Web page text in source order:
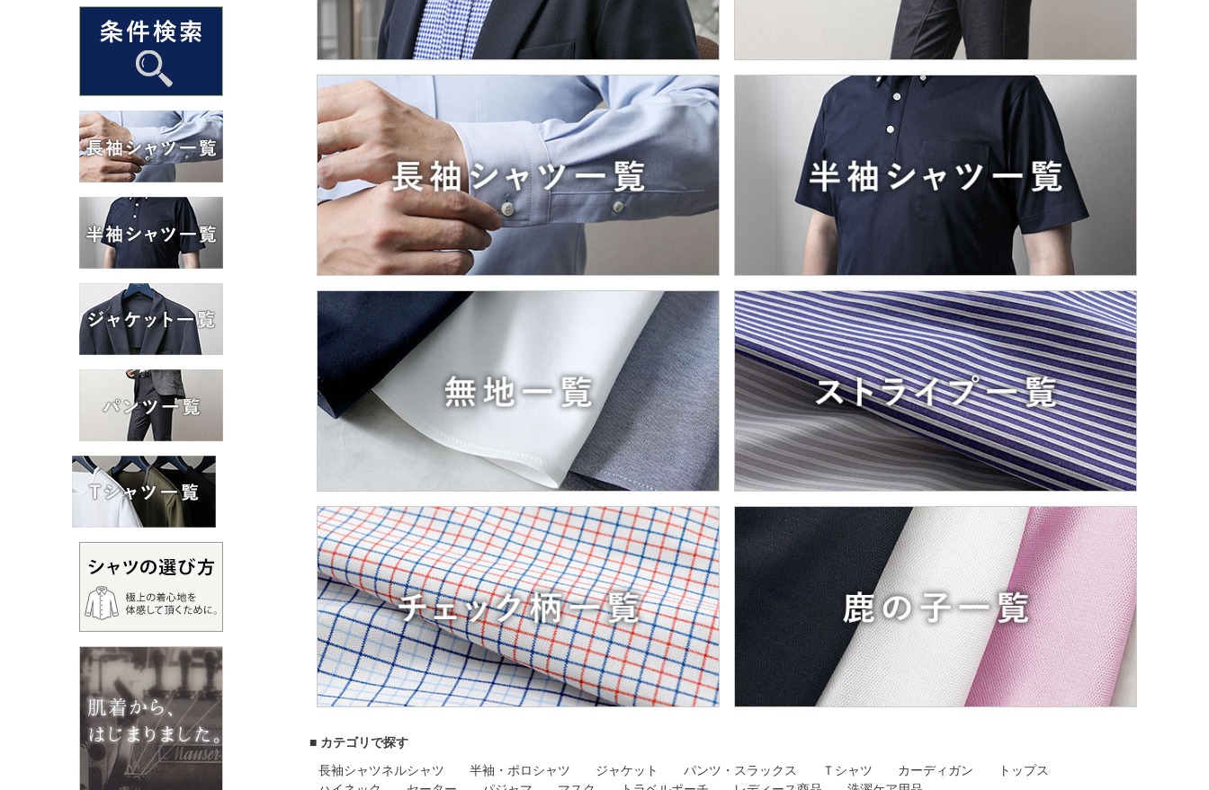
■ カテゴリで探す
長袖シャツネルシャツ 半袖・ポロシャツ ジャケット パンツ・スラックス Ｔシャツ カーディガン
トップス